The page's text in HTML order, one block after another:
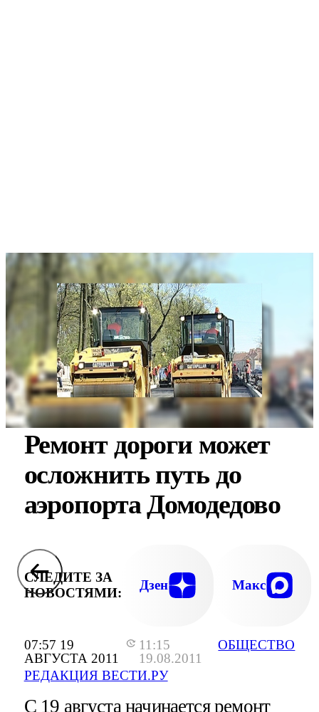
07:57 19
АВГУСТА 2011
11:15
19.08.2011
РЕДАКЦИЯ ВЕСТИ.РУ
ОБЩЕСТВО
Ремонт дороги может
осложнить путь до
аэропорта Домодедово
СЛЕДИТЕ ЗА
НОВОСТЯМИ:
Дзен Макс
С 19 августа начинается ремонт